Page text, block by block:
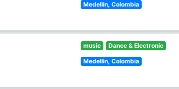
Medellin, Colombia
music Dance & Electronic
Medellin, Colombia